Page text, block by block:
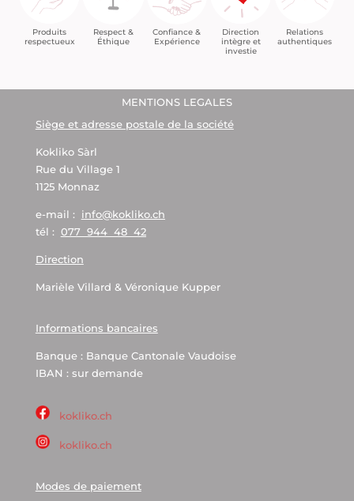
Produits
respectueux
Respect &
Éthique
Confiance &
Expérience
Direction
intègre et
investie
Relations
authentiques
MENTIONS LEGALES
Siège et adresse postale de la société
Kokliko Sàrl
Rue du Village 1
1125 Monnaz
e-mail : info@kokliko.ch
tél : 077 944 48 42
Direction
Marièle Villard & Véronique Kupper
Informations bancaires
Banque : Banque Cantonale Vaudoise
IBAN : sur demande
kokliko.ch
kokliko.ch
Modes de paiement